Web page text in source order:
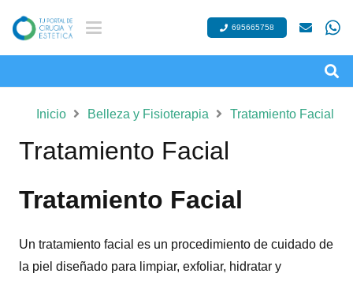
695665758
Inicio Belleza y Fisioterapia Tratamiento Facial
Tratamiento Facial
Tratamiento Facial
Un tratamiento facial es un procedimiento de cuidado de
la piel diseñado para limpiar, exfoliar, hidratar y